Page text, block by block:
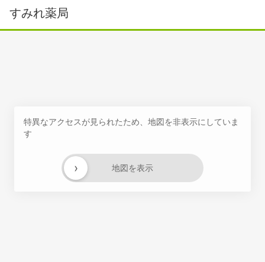
すみれ薬局
特異なアクセスが見られたため、地図を非表示にしていま
す
地図を表示
›